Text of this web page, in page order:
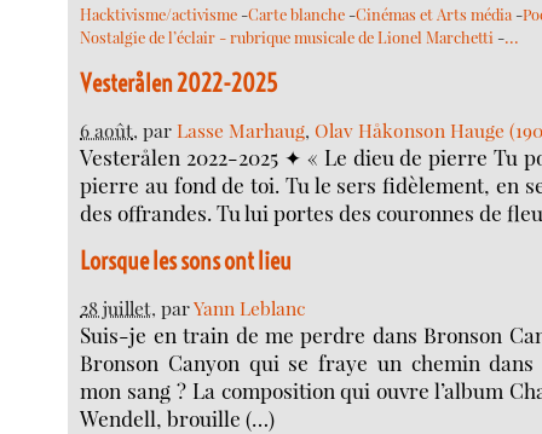
Hacktivisme/activisme -Carte blanche -Cinémas et Arts média -
Nostalgie de l’éclair - rubrique musicale de Lionel Marchetti -…
Vesterålen 2022-2025
6 août, parLasse Marhaug,Olav Håkonson Hauge
Vesterålen 2022-2025 ✦ « Le dieu de pierre Tu
pierre au fond de toi. Tu le sers fidèlement, en
des offrandes. Tu lui portes des couronnes de
Lorsque les sons ont lieu
28 juillet, parYann Leblanc
Suis-je en train de me perdre dans Bronson
Bronson Canyon qui se fraye un chemin
mon sang ? La composition qui ouvre l’album
Wendell, brouille (…)